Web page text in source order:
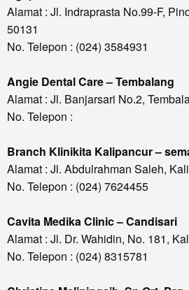
Alamat : Jl. Indraprasta No.99-F,
50131
No. Telepon : (024) 3584931
Angie Dental Care – Tembalang
Alamat : Jl. Banjarsari No.2,
No. Telepon :
Branch Klinikita Kalipancur –
Alamat : Jl. Abdulrahman Saleh,
No. Telepon : (024) 7624455
Cavita Medika Clinic – Candisari
Alamat : Jl. Dr. Wahidin, No. 181,
No. Telepon : (024) 8315781